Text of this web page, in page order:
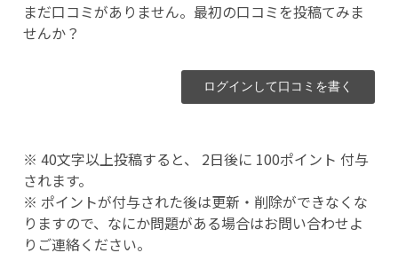
まだ口コミがありません。最初の口コミを投稿てみま
せんか？
ログインして口コミを書く
※ 40文字以上投稿すると、 2日後に 100ポイント 付与
されます。
※ ポイントが付与された後は更新・削除ができなくな
りますので、なにか問題がある場合はお問い合わせよ
りご連絡ください。